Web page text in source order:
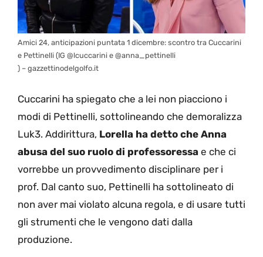
Amici 24, anticipazioni puntata 1 dicembre: scontro tra Cuccarini
e Pettinelli (IG @lcuccarini e @anna_pettinelli
) – gazzettinodelgolfo.it
Cuccarini ha spiegato che a lei non piacciono i
modi di Pettinelli, sottolineando che demoralizza
Luk3. Addirittura, Lorella ha detto che Anna
abusa del suo ruolo di professoressa e che ci
vorrebbe un provvedimento disciplinare per i
prof. Dal canto suo, Pettinelli ha sottolineato di
non aver mai violato alcuna regola, e di usare tutti
gli strumenti che le vengono dati dalla
produzione.